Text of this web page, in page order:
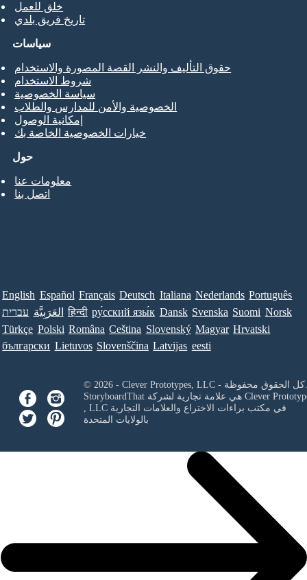
خلق للعمل
تاريخ فريق بلدي
حول
معلومات عنا
اتصل بنا
سياسات
حقوق التأليف والنشر القصة المصورة والاستخدام
شروط الاستخدام
سياسة الخصوصية
الخصوصية والأمن للمدارس والطلاب
إمكانية الوصول
خيارات الخصوصية الخاصة بك
English Español Français Deutsch Italiana Nederlands Português
עברית العَرَبِيَّة हिन्दी ру́сский язы́к Dansk Svenska Suomi Norsk
Türkçe Polski Româna Ceština Slovenský Magyar Hrvatski
български Lietuvos Slovenščina Latvijas eesti
© 2026 - Clever Prototypes, LLC - كل الحقوق محفوظة.
StoryboardThat هي علامة تجارية لشركة Clever
, LLCفي مكتب براءات الاختراع والعلامات التجارية
بالولايات المتحدة